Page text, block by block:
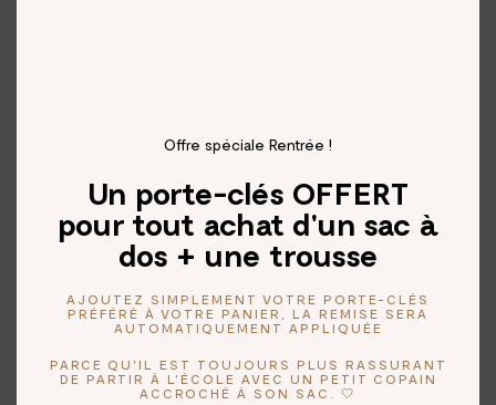
Offre spéciale Rentrée !
Un porte-clés OFFERT
pour tout achat d'un sac à
dos + une trousse
AJOUTEZ SIMPLEMENT VOTRE PORTE-CLÉS
PRÉFÉRÉ À VOTRE PANIER, LA REMISE SERA
AUTOMATIQUEMENT APPLIQUÉE
PARCE QU'IL EST TOUJOURS PLUS RASSURANT
DE PARTIR À L'ÉCOLE AVEC UN PETIT COPAIN
ACCROCHÉ À SON SAC. 🤍